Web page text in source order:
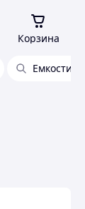
Корзина
Емкости